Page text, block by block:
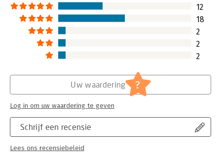
ook
het begrip
dan wat ik
Lees verder
12
18
2
2
2
Schrijf een recensie
Lees ons recensiebeleid
Uw waardering ?
Log in om uw waardering te geven